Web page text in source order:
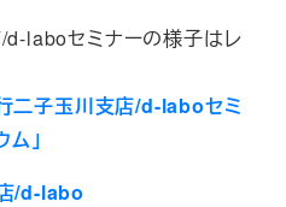
laboセミナーの様子はレ
二子玉川支店/d-laboセミ
」
/d-labo